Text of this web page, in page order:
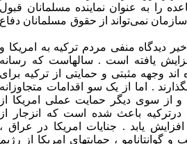
را به عنوان نماینده مسلمانان قبول
سازمان نمی‌تواند از حقوق مسلمانان دفاع
دیدگاه منفی مردم ترکیه به امریکا و
یافته است . سالهاست که رسانه
وجهه مثبتی و حمایتی از ترکیه برای
. اما از یک سو اقدامات متجاوزانه
و از سوی دیگر حمایت عملی امریکا از
درترکیه باعث شده است که انزجار از
یابد . جنایات امریکا در عراق ،
و گوانتانامو ، حمایتهای امریکا از رژیم